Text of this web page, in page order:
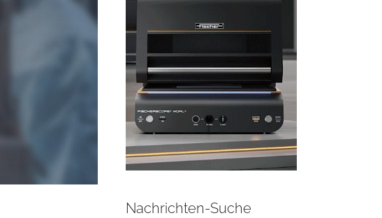
Nachrichten-Suche